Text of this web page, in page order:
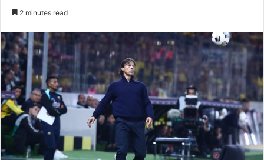
2 minutes read